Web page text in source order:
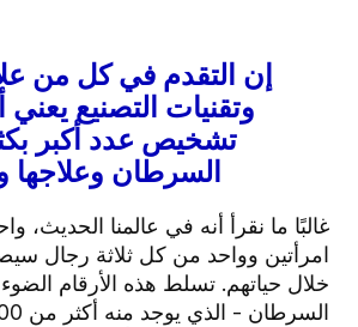
إن التقدم في كل من
وتقنيات التصنيع يعني
تشخيص عدد أكبر
السرطان وعلاجها
غالبًا ما نقرأ أنه في عالمنا الحديث،
امرأتين وواحد من كل ثلاثة رجال
خلال حياتهم. تسلط هذه الأرقام